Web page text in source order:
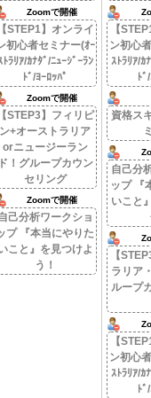
Zoomで開催
【STEP1】オンライ
初心者セミナー(ｵｰ
ﾄﾗﾘｱ/ｶﾅﾀﾞ/ﾆｭｰｼﾞｰﾗﾝ
ﾄﾞ/ﾖｰﾛｯﾊﾟ
Zoomで開催
【STEP3】フィリピ
ン+オーストラリア
orニュージーラン
ド！グループカウン
セリング
Zoomで開催
己分析ワークショ
プ 『本当にやりた
こと』を見つけよ
う！
【
ン初心
ｽﾄﾗﾘｱ/ｶ
ﾄﾞ
資格ス
自己分
ップ 『
いこと
【
ラリア
ループ
【
ン初心
ｽﾄﾗﾘｱ/ｶ
ﾄﾞ